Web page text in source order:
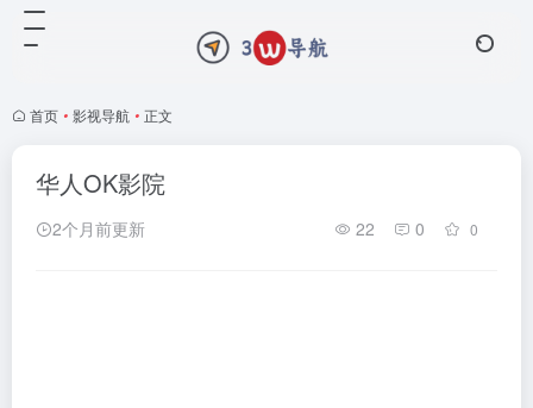
首页 • 影视导航 • 正文
华人OK影院
2个月前更新 22 0 0